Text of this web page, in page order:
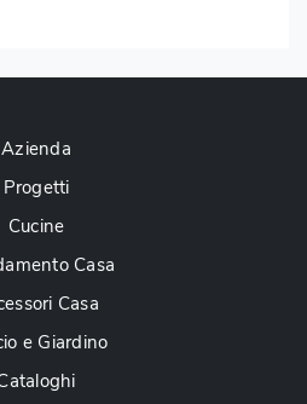
Azienda
Progetti
Cucine
Casa
Casa
e Giardino